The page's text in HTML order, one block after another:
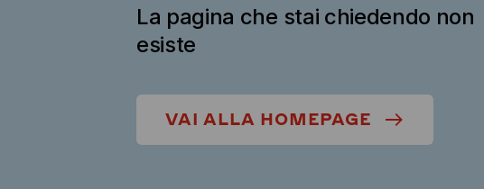
La pagina che stai chiedendo non
esiste
VAI ALLA HOMEPAGE